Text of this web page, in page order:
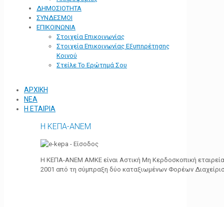
ΔΗΜΟΣΙΟΤΗΤΑ
ΣΥΝΔΕΣΜΟΙ
ΕΠΙΚΟΙΝΩΝΙΑ
Στοιχεία Επικοινωνίας
Στοιχεία Επικοινωνίας Εξυπηρέτησης
Κοινού
Στείλε Το Ερώτημά Σου
ΑΡΧΙΚΗ
ΝΕΑ
Η ΕΤΑΙΡΙΑ
Η ΚΕΠΑ-ΑΝΕΜ
Η ΚΕΠΑ-ΑΝΕΜ ΑΜΚΕ είναι Αστική Μη Κερδοσκοπική
2001 από τη σύμπραξη δύο καταξιωμένων Φορέων